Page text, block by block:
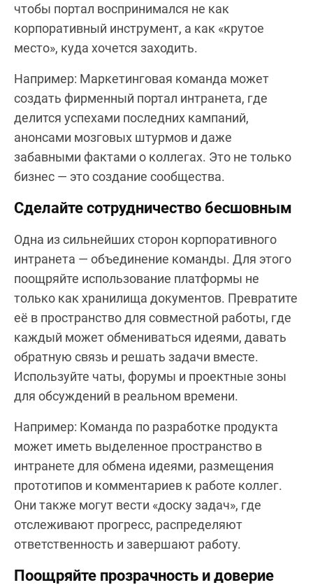
чтобы портал воспринимался не как
корпоративный инструмент, а как «крутое
место», куда хочется заходить.
Например: Маркетинговая команда может
создать фирменный портал интранета, где
делится успехами последних кампаний,
анонсами мозговых штурмов и даже
забавными фактами о коллегах. Это не только
бизнес — это создание сообщества.
Сделайте сотрудничество бесшовным
Одна из сильнейших сторон корпоративного
интранета — объединение команды. Для этого
поощряйте использование платформы не
только как хранилища документов. Превратите
её в пространство для совместной работы, где
каждый может обмениваться идеями, давать
обратную связь и решать задачи вместе.
Используйте чаты, форумы и проектные зоны
для обсуждений в реальном времени.
Например: Команда по разработке продукта
может иметь выделенное пространство в
интранете для обмена идеями, размещения
прототипов и комментариев к работе коллег.
Они также могут вести «доску задач», где
отслеживают прогресс, распределяют
ответственность и завершают работу.
Поощряйте прозрачность и доверие